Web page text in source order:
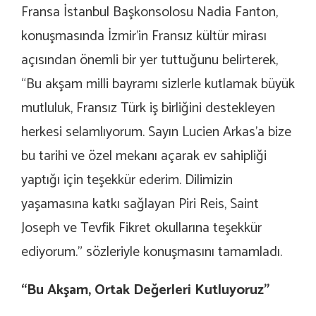
Fransa İstanbul Başkonsolosu Nadia Fanton,
konuşmasında İzmir’in Fransız kültür mirası
açısından önemli bir yer tuttuğunu belirterek,
“Bu akşam milli bayramı sizlerle kutlamak büyük
mutluluk, Fransız Türk iş birliğini destekleyen
herkesi selamlıyorum. Sayın Lucien Arkas’a bize
bu tarihi ve özel mekanı açarak ev sahipliği
yaptığı için teşekkür ederim. Dilimizin
yaşamasına katkı sağlayan Piri Reis, Saint
Joseph ve Tevfik Fikret okullarına teşekkür
ediyorum.” sözleriyle konuşmasını tamamladı.
“Bu Akşam, Ortak Değerleri Kutluyoruz”